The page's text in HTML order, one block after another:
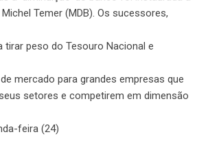
Temer (MDB). Os sucessores,
peso do Tesouro Nacional e
mercado para grandes empresas que
setores e competirem em dimensão
feira (24)